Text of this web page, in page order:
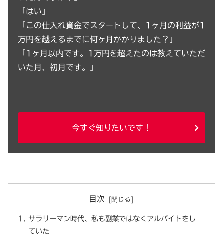
「はい」
「この仕入れ資金でスタートして、1ヶ月の利益が1
万円を越えるまでに何ヶ月かかりました？」
「1ヶ月以内です。1万円を超えたのは教えていただ
いた月、初月です。」
今すぐ知りたいです！
目次
サラリーマン時代、私も副業ではなくアルバイトをし
ていた